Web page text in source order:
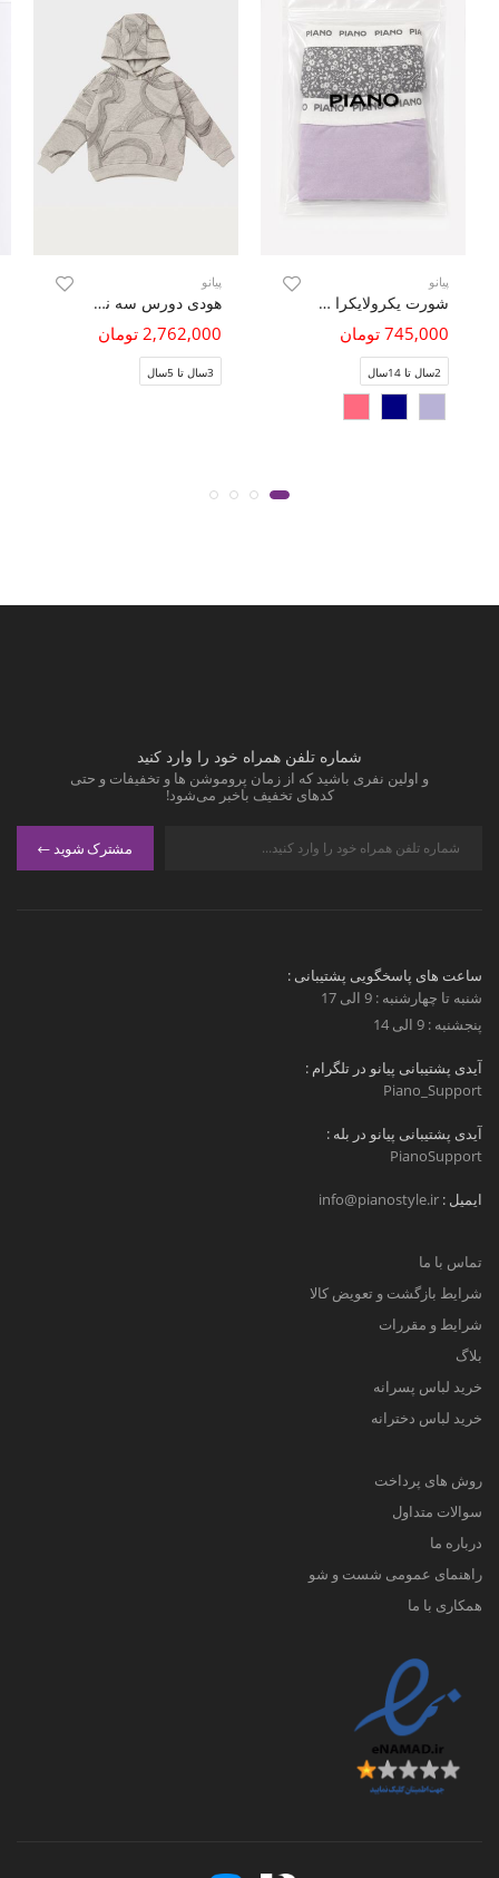
پیانو
شورت یکرولایکرا پا دار گل دار پک دوتایی
745,000 تومان
2سال تا 14سال
پیانو
هودی دورس سه نخ خار خورده
2,762,000 تومان
3سال تا 5سال
شماره تلفن همراه خود را وارد کنید
و اولین نفری باشید که از زمان پروموشن ها و تخفیفات و حتی
کدهای تخفیف باخبر می‌شود!
مشترک شوید
ساعت های پاسخگویی پشتیبانی :
شنبه تا چهارشنبه : 9 الی 17
پنجشنبه : 9 الی 14
آیدی پشتیبانی پیانو در تلگرام :
Piano_Support
آیدی پشتیبانی پیانو در بله :
PianoSupport
ایمیل : info@pianostyle.ir
تماس با ما
شرایط بازگشت و تعویض کالا
شرایط و مقررات
بلاگ
خرید لباس پسرانه
خرید لباس دخترانه
روش های پرداخت
سوالات متداول
درباره ما
راهنمای عمومی شست و شو
همکاری با ما